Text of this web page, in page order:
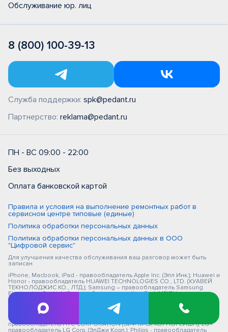
Обслуживание юр. лиц
8 (800) 100-39-13
Служба поддержки: spk@pedant.ru
Партнерство: reklama@pedant.ru
ПН - ВС 09:00 - 22:00
Без выходных
Оплата банковской картой
Правила и условия на выполнение ремонтных работ в
сервисном центре типовые (единые)
Политика обработки персональных данных
Политика обработки персональных данных в ООО
"Цифровой сервис"
Для улучшения качества обслуживания ваш разговор может быть
записан
iPhone, Macbook, iPad - правообладатель Apple Inc. (Эпл Инк.); Huawei и
Honor - правообладатель HUAWEI TECHNOLOGIES CO., LTD. (ХУАВЕЙ
ТЕКНОЛОДЖИС КО., ЛТД.); Samsung – правообладатель Samsung
Electronics Co. Ltd. (Самсунг Электроникс Ко., Лтд.); MEIZU -
правообладатель MEIZU TECHNOLOGY CO., LTD.; Nokia -
правообладатель Nokia Corporation (Нокиа Корпорейшн); Lenovo -
правообладатель Lenovo (Beijing) Limited; Xiaomi - правообладатель
Xiaomi Inc.; ZTE - правообладатель ZTE Corporation; HTC -
правообладатель HTC CORPORATION (Эйч-Ти-Си КОРПОРЕЙШН); LG -
правообладатель LG Corp. (ЭлДжи Корп.); Philips - правообладатель